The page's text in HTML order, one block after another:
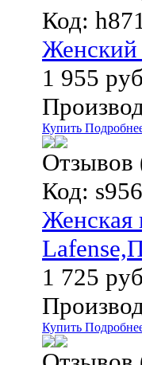
Код:
Женский
1 955
Купить
Отзывов
Код:
Женская
1 725
Купить